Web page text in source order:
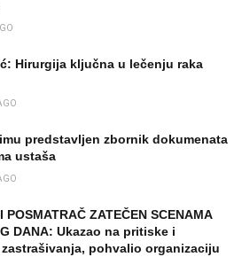
Hirurgija ključna u lečenju raka
predstavljen zbornik dokumenata
ustaša
POSMATRAČ ZATEČEN SCENAMA
DANA: Ukazao na pritiske i
pohvalio organizaciju